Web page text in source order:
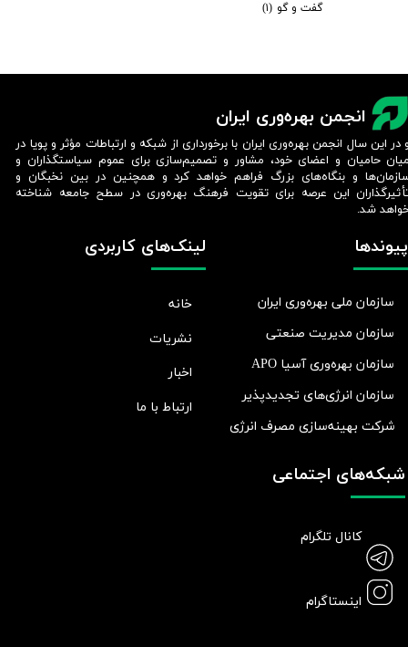
گفت و گو (۱)
انجمن بهره‌وری ایران
لینک‌های کاربردی
خانه
نشریات
اخبار
ارتباط با ما
پیوندها
سازمان ملی بهره‌وری ایران
سازمان مدیریت صنعتی
سازمان بهره‌وری آسیا APO
سازمان انرژی‌های تجدیدپذیر
شرکت بهينه‌سازی مصرف انرژی
شبکه‌های اجتماعی
کانال تلگرام
اینستاگرام
در این سال انجمن بهره‌وری ایران با برخورداری از شبکه و ارتباطات مؤثر و پویا در
حامیان و اعضای خود، مشاور و تصمیم‌سازی برای عموم سیاستگذاران و
و بنگاه‌های بزرگ فراهم خواهد کرد و همچنین در بین نخبگان و
این عرصه برای تقویت فرهنگ بهره‌وری در سطح جامعه شناخته
شد.​​​​​​​